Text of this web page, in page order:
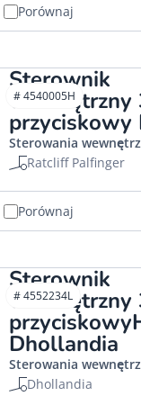
Porównaj
Sterownik
wewnętrzny
przyciskowy
Sterowania
Ratcliff Palfinger
# 4540005H
Porównaj
Sterownik
wewnętrzny
Dhollandia
Sterowania
Dhollandia
# 4552234L